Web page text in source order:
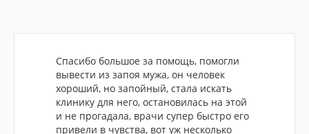
Спасибо большое за помощь, помогли
вывести из запоя мужа, он человек
хороший, но запойный, стала искать
клинику для него, остановилась на этой
и не прогадала, врачи супер быстро его
привели в чувства, вот уж несколько